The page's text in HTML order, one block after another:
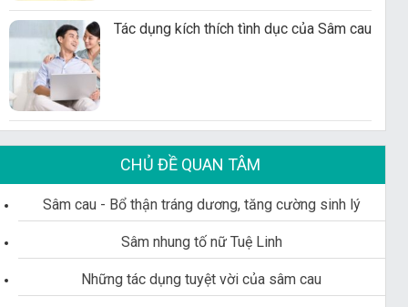
Tác dụng kích thích tình dục của Sâm cau
CHỦ ĐỀ QUAN TÂM
Sâm cau - Bổ thận tráng dương, tăng cường sinh lý
Sâm nhung tố nữ Tuệ Linh
Những tác dụng tuyệt vời của sâm cau